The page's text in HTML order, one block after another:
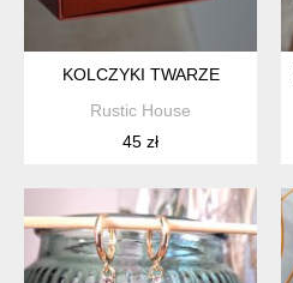
KOLCZYKI TWARZE
Rustic House
45 zł